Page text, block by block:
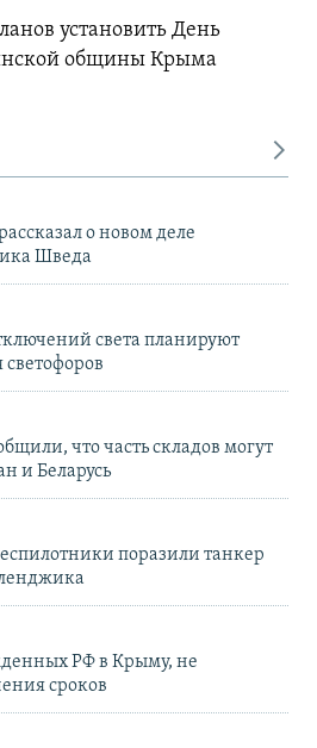
установить День
общины Крыма
о новом деле
Шведа
света планируют
что часть складов могут
и Беларусь
поразили танкер
РФ в Крыму, не
сроков